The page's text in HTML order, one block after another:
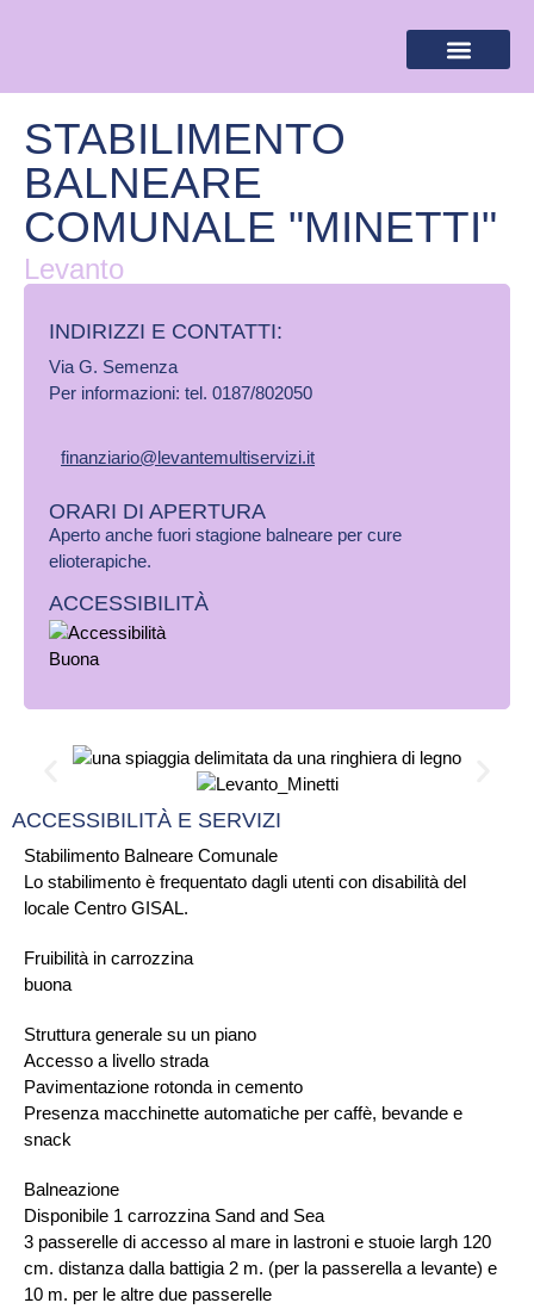
STABILIMENTO
BALNEARE
COMUNALE "MINETTI"
Levanto
INDIRIZZI E CONTATTI:​
Via G. Semenza
Per informazioni: tel. 0187/802050
finanziario@levantemultiservizi.it
ORARI DI APERTURA
Aperto anche fuori stagione balneare per cure
elioterapiche.
ACCESSIBILITÀ
Stabilimento Balneare Comunale
Lo stabilimento è frequentato dagli utenti con disabilità del
locale Centro GISAL.
Fruibilità in carrozzina
buona
Struttura generale su un piano
Accesso a livello strada
Pavimentazione rotonda in cemento
Presenza macchinette automatiche per caffè, bevande e
snack
Balneazione
Disponibile 1 carrozzina Sand and Sea
3 passerelle di accesso al mare in lastroni e stuoie largh 120
cm. distanza dalla battigia 2 m. (per la passerella a levante) e
10 m. per le altre due passerelle
ACCESSIBILITÀ E SERVIZI